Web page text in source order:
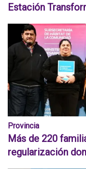
Estación
Provincia
Más de 220
regularización